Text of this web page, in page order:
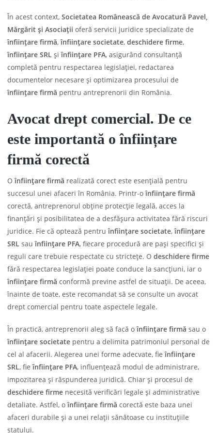
În acest context, Societatea Românească de Avocatură Pavel,
Mărgărit și Asociații oferă servicii juridice specializate de
înființare firmă,înființare societate, deschidere firme,
înființare SRL șiînființare PFA, asigurând consultanță
completă pentru respectarea legislației, redactarea
documentelor necesare și optimizarea procesului de
înființare firmă pentru antreprenorii din România.
Avocat drept comercial. De ce
este importantă o înființare
firmă corectă
Oînființare firmă realizată corect este esențială pentru
succesul unei afaceri în România. Printr-oînființare firmă
corectă, antreprenorul obține protecție legală, acces la
finanțări și posibilitatea de a desfășura activitatea fără riscuri
juridice. Fie că optează pentruînființare societate,înființare
SRL sauînființare PFA, fiecare procedură are pași specifici și
reguli care trebuie respectate cu strictețe. O deschidere firme
fără respectarea legislației poate conduce la sancțiuni, iar o
înființare firmă conformă previne astfel de situații. De aceea,
înainte de toate, este recomandat să se consulte un avocat
drept comercial pentru toate aspectele legale.
În practică, antreprenorii aleg să facă oînființare firmă sau o
înființare societate pentru a delimita patrimoniul personal de
cel al afacerii. Alegerea unei forme adecvate, fieînființare
SRL, fieînființare PFA, influențează modul de administrare,
impozitarea și răspunderea juridică. Chiar și procesul de
deschidere firme necesită verificări legale și administrative
detaliate. Astfel, oînființare firmă corectă este baza unei
afaceri durabile și a unei relații sănătoase cu instituțiile
statului.